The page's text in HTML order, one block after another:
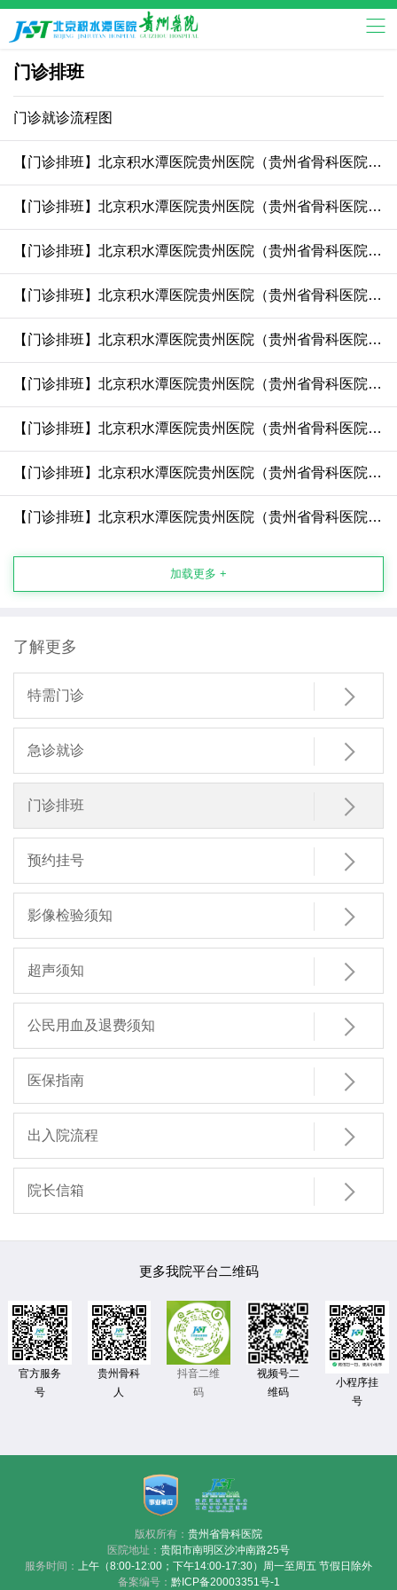
门诊排班
门诊就诊流程图
【门诊排班】北京积水潭医院贵州医院（贵州省骨科医院）8.1-8.9门诊排班表——2026.7.31更新
【门诊排班】北京积水潭医院贵州医院（贵州省骨科医院）7.27-8.2门诊排班表——2026.7.24更新
【门诊排班】北京积水潭医院贵州医院（贵州省骨科医院）7.18-7.26门诊排班表——2026.7.17更新
【门诊排班】北京积水潭医院贵州医院（贵州省骨科医院）7.10-7.19门诊排班表——2026.7.10更新
【门诊排班】北京积水潭医院贵州医院（贵州省骨科医院）6.27-7.5门诊排班表——2026.6.26更新
【门诊排班】北京积水潭医院贵州医院（贵州省骨科医院）6.6-6.14门诊排班表——2026.6.5更新
【门诊排班】北京积水潭医院贵州医院（贵州省骨科医院）5.23-5.31门诊排班表——2026.5.22更新
【门诊排班】北京积水潭医院贵州医院（贵州省骨科医院）5.16-5.24门诊排班表——2026.5.15更新
【门诊排班】北京积水潭医院贵州医院（贵州省骨科医院）5.9-5.17门诊排班表——2026.5.8更新
加载更多 +
了解更多
特需门诊 
急诊就诊 
门诊排班 
预约挂号 
影像检验须知 
超声须知 
公民用血及退费须知 
医保指南 
出入院流程 
院长信箱 
更多我院平台二维码
官方服务
号
贵州骨科
人
抖音二维
码
视频号二
维码
小程序挂
号
版权所有： 贵州省骨科医院
医院地址： 贵阳市南明区沙冲南路25号
服务时间：
上午（8:00-12:00；下午14:00-17:30）周一至周五 节假日除外
备案编号： 黔ICP备20003351号-1